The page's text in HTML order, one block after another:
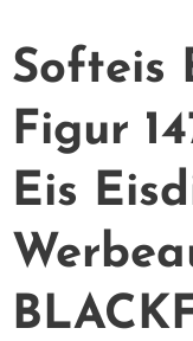
Softeis
Figur
Eis